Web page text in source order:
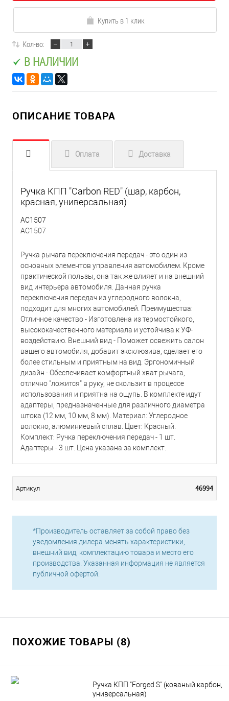
Купить в 1 клик
Кол-во:
В НАЛИЧИИ
ОПИСАНИЕ ТОВАРА
Оплата Доставка
Ручка КПП "Carbon RED" (шар, карбон,
красная, универсальная)
AC1507
AC1507
Ручка рычага переключения передач - это один из
основных элементов управления автомобилем. Кроме
практической пользы, она так же влияет и на внешний
вид интерьера автомобиля. Данная ручка
переключения передач из углеродного волокна,
подходит для многих автомобилей. Преимущества:
Отличное качество - Изготовлена из термостойкого,
высококачественного материала и устойчива к УФ-
воздействию. Внешний вид - Поможет освежить салон
вашего автомобиля, добавит эксклюзива, сделает его
более стильным и приятным на вид. Эргономичный
дизайн - Обеспечивает комфортный хват рычага,
отлично "ложится" в руку, не скользит в процессе
использования и приятна на ощупь. В комплекте идут
адаптеры, предназначенные для различного диаметра
штока (12 мм, 10 мм, 8 мм). Материал: Углеродное
волокно, алюминиевый сплав. Цвет: Красный.
Комплект: Ручка переключения передач - 1 шт.
Адаптеры - 3 шт. Цена указана за комплект.
Артикул 46994
*Производитель оставляет за собой право без
уведомления дилера менять характеристики,
внешний вид, комплектацию товара и место его
производства. Указанная информация не является
публичной офертой.
ПОХОЖИЕ ТОВАРЫ (8)
Ручка КПП "Forged S" (кованый карбон,
универсальная)